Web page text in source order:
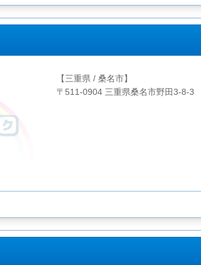
【三重県 / 桑名市】
〒511-0904 三重県桑名市野田3-8-3